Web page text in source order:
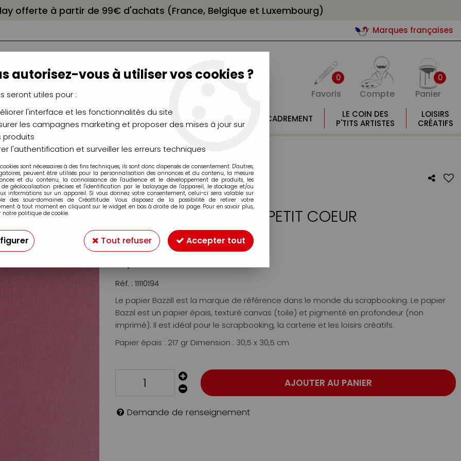
offerte à partir de 99€ d'achats (France, Belgique et Luxembourg)
Marques françaises
0
Favoris Compte
0
Panier
CHÂSSIS
CHEVALETS
AÉROGRAPHIE
MODÉLISME
MOULAGE
ENCADREMENT
LE COIN DES
P'TITS ARTISTES
LOISIRS
CRÉATIFS
>Papier UNI>BAZZILL SWEETHEART PETIT COEUR
BAZZILL SWEETHEART PETIT COEUR
Soyez le premier à donner votre avis !
0,95 €
Réf. : 11110194
Le papier Bazzill est la marque de référence dans le monde du scrapbooking. Le papier
Bazzil est un papier épais, texturé canvas (toile) et pigmenté en profondeur (non
imprimé). Il est idéal pour le scrapbooking, la carterie et les loisirs créatifs.
Papier épais : 217 gr Dimension : 30,5 x 30,5 cm
AJOUTER AU PANIER
Demande de renseignement
autorisez-vous à utiliser vos cookies ?
seront utiles pour :
l'interface et les fonctionnalités du site
les campagnes marketing et proposer des mises à jour sur
produits
l'authentification et surveiller les erreurs techniques
sont nécessaires à des fins techniques, ils sont donc dispensés de consentement. D'autres,
peuvent être utilisés pour la personnalisation des annonces et du contenu, la mesure
et du contenu, la connaissance de l'audience et le développement de produits, les
de géolocalisation précises et l'identification par le balayage de l'appareil, le stockage et/ou
informations sur un appareil. Si vous donnez votre consentement, celui-ci sera valable sur
des sous-domaines de Créattitude. Vous disposez de la possibilité de retirer votre
à tout moment en cliquant sur le widget en bas à droite de la page. Pour en savoir plus,
notre politique de cookie.
Tout refuser Accepter tout